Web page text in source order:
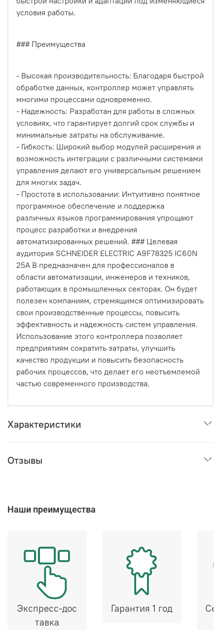
условия работы.
### Преимущества
- Высокая производительность: Благодаря быстрой
обработке данных, контроллер может управлять
многими процессами одновременно.
- Надежность: Разработан для работы в сложных
условиях, что гарантирует долгий срок службы и
минимальные затраты на обслуживание.
- Гибкость: Широкий выбор модулей расширения и
возможность интеграции с различными системами
управления делают его универсальным решением
для многих задач.
- Простота в использовании: Интуитивно понятное
программное обеспечение и поддержка
различных языков программирования упрощают
процесс разработки и внедрения
автоматизированных решений. ### Целевая
аудитория SCHNEIDER ELECTRIC A9F78325 IC60N
25A B предназначен для профессионалов в
области автоматизации, инженеров и техников,
работающих в промышленных секторах. Он будет
полезен компаниям, стремящимся оптимизировать
свои производственные процессы, повысить
эффективность и надежность систем управления.
Использование этого контроллера позволяет
предприятиям сократить затраты, улучшить
качество продукции и повысить безопасность
рабочих процессов, что делает его неотъемлемой
частью современного производства.
Характеристики
Отзывы
Наши преимущества
Экспресс-дос
тавка
Гарантия 1 год